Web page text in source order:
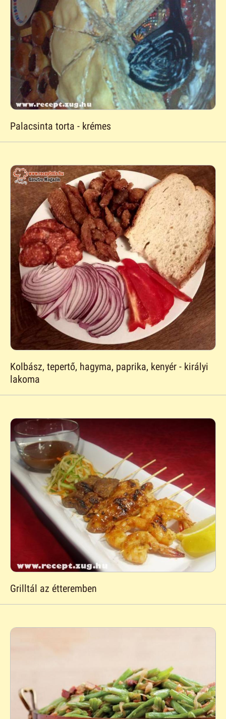
Palacsinta torta - krémes
Kolbász, tepertő, hagyma, paprika, kenyér - királyi
lakoma
Grilltál az étteremben